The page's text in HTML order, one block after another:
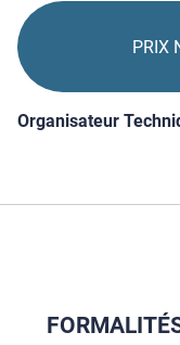
PRIX
Organisateur